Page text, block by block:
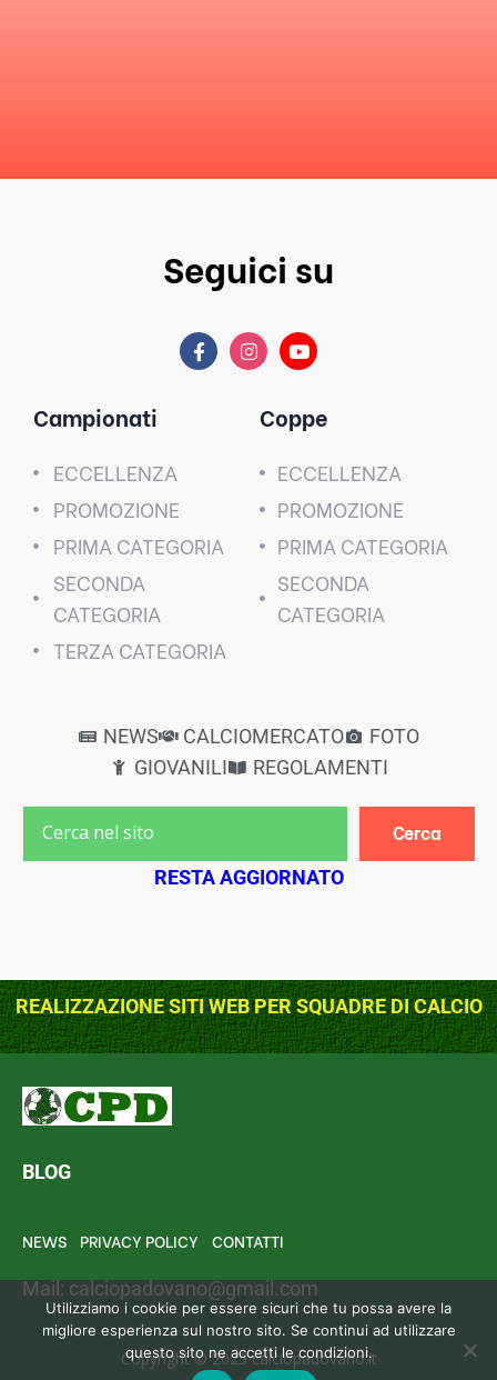
Seguici su
Campionati
ECCELLENZA
PROMOZIONE
PRIMA CATEGORIA
SECONDA
CATEGORIA
TERZA CATEGORIA
Coppe
ECCELLENZA
PROMOZIONE
PRIMA CATEGORIA
SECONDA
CATEGORIA
NEWS CALCIOMERCATO
FOTO
GIOVANILI
REGOLAMENTI
Cerca
RESTA AGGIORNATO
REALIZZAZIONE SITI WEB PER SQUADRE DI CALCIO
BLOG
NEWS PRIVACY POLICY CONTATTI
Mail: calciopadovano@gmail.com
Copyright © 2025 calciopadovano.it
Utilizziamo i cookie per essere sicuri che tu possa avere la
migliore esperienza sul nostro sito. Se continui ad utilizzare
questo sito ne accetti le condizioni.